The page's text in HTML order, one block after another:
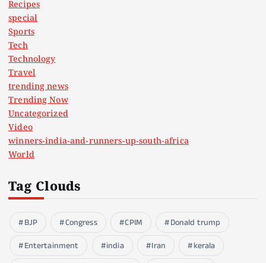
Recipes
special
Sports
Tech
Technology
Travel
trending news
Trending Now
Uncategorized
Video
winners-india-and-runners-up-south-africa
World
Tag Clouds
BJP Congress CPIM
Donald trump
Entertainment
india Iran
kerala